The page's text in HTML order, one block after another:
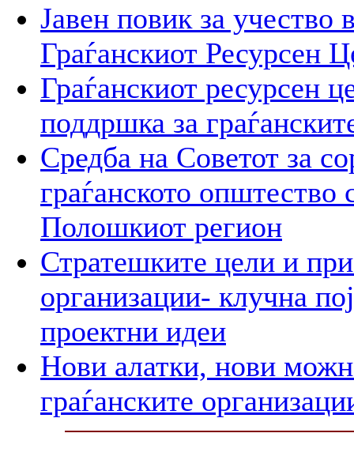
Јавен повик за учество
Граѓанскиот Ресурсен
Граѓанскиот ресурсен
поддршка за
Средба на Советот за
граѓанското општество
Полошкиот регион
Стратешките цели и
организации- клучна
проектни идеи
Нови алатки, нови
граѓанските